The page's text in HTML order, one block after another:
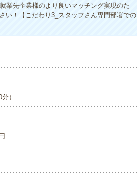
業先企業様のより良いマッチング実現のた
い！【こだわり3_スタッフさん専門部署での
）